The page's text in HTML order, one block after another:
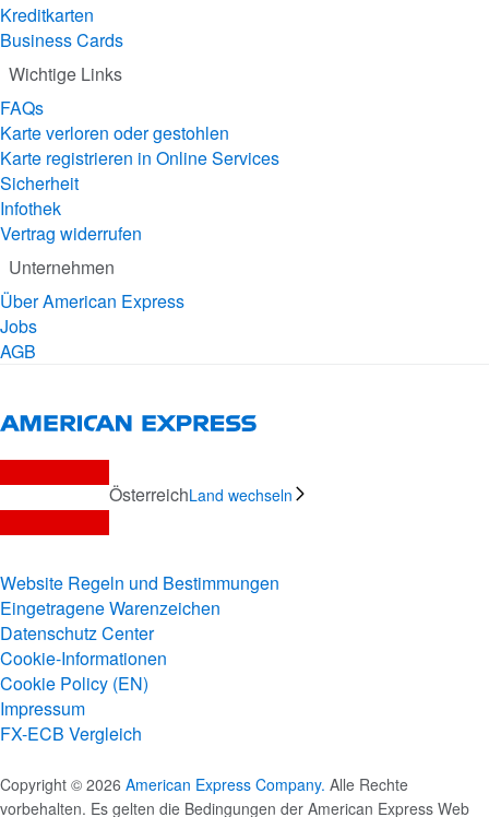
Kreditkarten
Business Cards
Wichtige Links
FAQs
Karte verloren oder gestohlen
Karte registrieren in Online Services
Sicherheit
Infothek
Vertrag widerrufen
Unternehmen
Über American Express
Jobs
AGB
ÖsterreichLand wechseln
Website Regeln und Bestimmungen
Eingetragene Warenzeichen
Datenschutz Center
Cookie-Informationen
Cookie Policy (EN)
Impressum
FX-ECB Vergleich
Copyright © 2026 American Express Company. Alle Rechte
vorbehalten. Es gelten die Bedingungen der American Express Web